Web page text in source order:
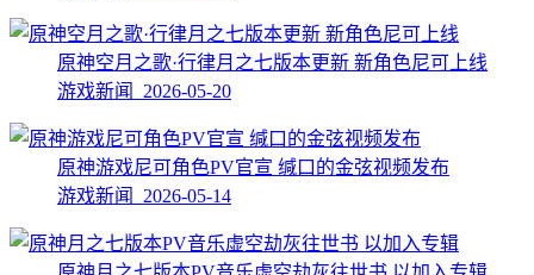
原神空月之歌·行律月之七版本更新 新角色尼可上线
游戏新闻 2026-05-20
原神游戏尼可角色PV官宣 缄口的金弦视频发布
游戏新闻 2026-05-14